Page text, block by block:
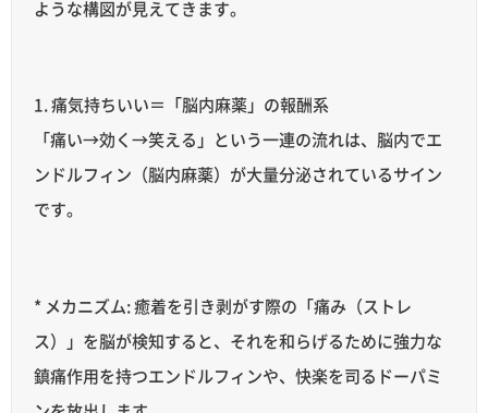
ような構図が見えてきます。
1. 痛気持ちいい＝「脳内麻薬」の報酬系
「痛い→効く→笑える」という一連の流れは、脳内でエ
ンドルフィン（脳内麻薬）が大量分泌されているサイン
です。
* メカニズム: 癒着を引き剥がす際の「痛み（ストレ
ス）」を脳が検知すると、それを和らげるために強力な
鎮痛作用を持つエンドルフィンや、快楽を司るドーパミ